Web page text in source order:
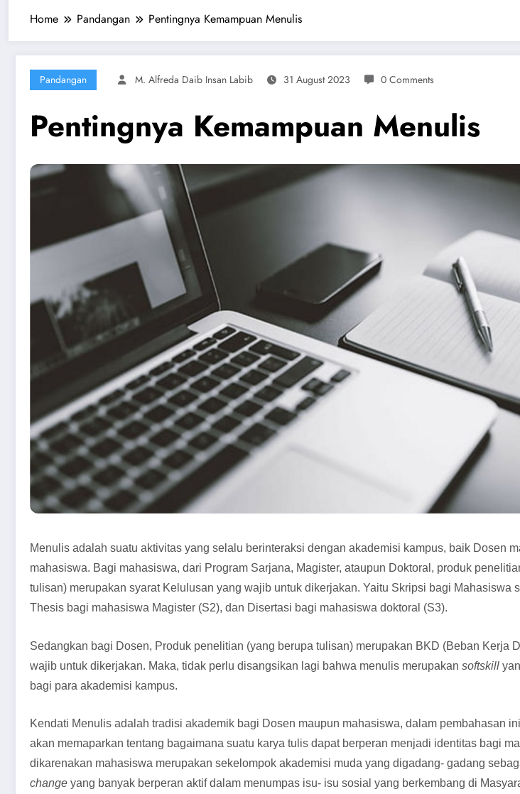
Home Pandangan Pentingnya Kemampuan Menulis
Pandangan M. Alfreda Daib Insan Labib 31 August 2023 0 Comments
Pentingnya Kemampuan Menulis
Menulis adalah suatu aktivitas yang selalu berinteraksi dengan akademisi kampus, baik Dosen
mahasiswa. Bagi mahasiswa, dari Program Sarjana, Magister, ataupun Doktoral, produk
tulisan) merupakan syarat Kelulusan yang wajib untuk dikerjakan. Yaitu Skripsi bagi Mahasiswa
Thesis bagi mahasiswa Magister (S2), dan Disertasi bagi mahasiswa doktoral (S3).
Sedangkan bagi Dosen, Produk penelitian (yang berupa tulisan) merupakan BKD (Beban Kerja
wajib untuk dikerjakan. Maka, tidak perlu disangsikan lagi bahwa menulis merupakan softskill
bagi para akademisi kampus.
Kendati Menulis adalah tradisi akademik bagi Dosen maupun mahasiswa, dalam pembahasan
akan memaparkan tentang bagaimana suatu karya tulis dapat berperan menjadi identitas bagi
dikarenakan mahasiswa merupakan sekelompok akademisi muda yang digadang- gadang
change yang banyak berperan aktif dalam menumpas isu- isu sosial yang berkembang di